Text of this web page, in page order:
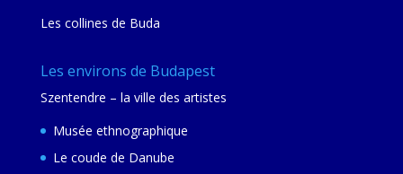
Les collines de Buda
Les environs de Budapest
Szentendre – la ville des artistes
Musée ethnographique
Le coude de Danube